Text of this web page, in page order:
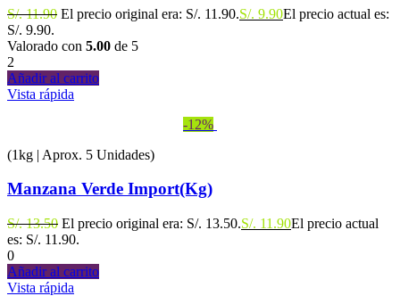
S/.11.90 El precio original era: S/. 11.90.S/. 9.90El precio actual es:
S/. 9.90.
Valorado con 5.00 de 5
2
Añadir al carrito
Vista rápida
-12%
(1kg | Aprox. 5 Unidades)
Manzana Verde Import(Kg)
S/.13.50 El precio original era: S/. 13.50.S/. 11.90El precio actual
es: S/. 11.90.
0
Añadir al carrito
Vista rápida